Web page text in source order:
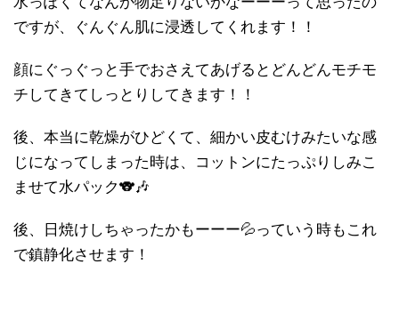
ですが、ぐんぐん肌に浸透してくれます！！
顔にぐっぐっと手でおさえてあげるとどんどんモチモ
チしてきてしっとりしてきます！！
後、本当に乾燥がひどくて、細かい皮むけみたいな感
じになってしまった時は、コットンにたっぷりしみこ
ませて水パック🐨🎶
後、日焼けしちゃったかもーーー💦っていう時もこれ
で鎮静化させます！